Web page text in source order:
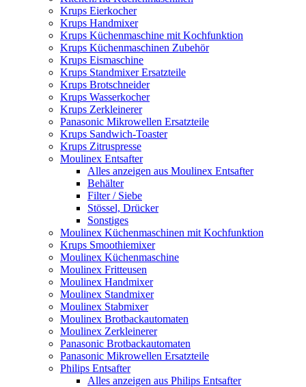
Krups Eierkocher
Krups Handmixer
Krups Küchenmaschine mit Kochfunktion
Krups Küchenmaschinen Zubehör
Krups Eismaschine
Krups Standmixer Ersatzteile
Krups Brotschneider
Krups Wasserkocher
Krups Zerkleinerer
Panasonic Mikrowellen Ersatzteile
Krups Sandwich-Toaster
Krups Zitruspresse
Moulinex Entsafter
Alles anzeigen aus Moulinex Entsafter
Behälter
Filter / Siebe
Stössel, Drücker
Sonstiges
Moulinex Küchenmaschinen mit Kochfunktion
Krups Smoothiemixer
Moulinex Küchenmaschine
Moulinex Fritteusen
Moulinex Handmixer
Moulinex Standmixer
Moulinex Stabmixer
Moulinex Brotbackautomaten
Moulinex Zerkleinerer
Panasonic Brotbackautomaten
Panasonic Mikrowellen Ersatzteile
Philips Entsafter
Alles anzeigen aus Philips Entsafter